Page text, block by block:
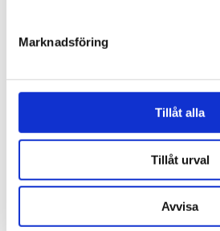
Marknadsföring
Tillåt alla
Tillåt urval
Avvisa
av den korsfäste